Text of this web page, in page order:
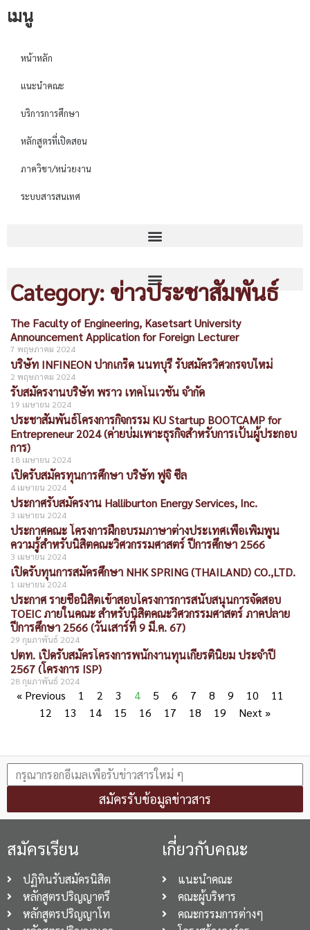
เมนู
หน้าหลัก
แนะนำคณะ
บริการการศึกษา
หลักสูตรที่เปิดสอน
ภาควิชา/หน่วยงาน
ระบบสารสนเทศ
Category: ข่าวประชาสัมพันธ์
The Faculty of Engineering, Kasetsart University
Announcement Application for Foreign Lecturer
7 พฤษภาคม 2024
บริษัท INFINEON ปากเกร็ด นนทบุรี รับสมัครวิศวกรจบใหม่
2 พฤษภาคม 2024
รับสมัครงานบริษัท พราว เทคโนเวชั่น จำกัด
19 เมษายน 2024
ประชาสัมพันธ์โครงการกิจกรรม KU Startup BOOTCAMP for
Entrepreneur 2024 (ค่ายบ่มเพาะธุรกิจสำหรับการเป้นผู้ประกอบ
การ)
18 เมษายน 2024
เปิดรับสมัครทุนการศึกษา บริษัท ฟูจิ ซีล
4 เมษายน 2024
ประกาศรับสมัครงาน Halliburton Energy Services, Inc.
3 เมษายน 2024
ประกาศคณะ โครงการฝึกอบรมภาษาต่างประเทศเพื่อเพิ่มพูน
ความรู้สำหรับนิสิตคณะวิศวกรรมศาสตร์ ปีการศึกษา 2566
3 เมษายน 2024
เปิดรับทุนการสมัครศึกษา NHK SPRING (THAILAND) CO.,LTD.
1 เมษายน 2024
ประกาศ รายชื่อนิสิตเข้าสอบโครงการการสนับสนุนการจัดสอบ
TOEIC ภายในคณะ สำหรับนิสิตคณะวิศวกรรมศาสตร์ ภาคปลาย
ปีการศึกษา 2566 (วันเสาร์ที่ 9 มี.ค. 67)
29 กุมภาพันธ์ 2024
ปตท. เปิดรับสมัครโครงการพนักงานทุนเกียรตินิยม ประจำปี
2567 (โครงการ ISP)
28 กุมภาพันธ์ 2024
« Previous 1 2 3 4 5 6 7 8 9 10
11
12
13 14 15 16 17 18 19 Next »
สมัครรับข้อมูลข่าวสาร
สมัครเรียน
ปฏิทินรับสมัครนิสิต
หลักสูตรปริญญาตรี
หลักสูตรปริญญาโท
เกี่ยวกับคณะ
แนะนำคณะ
คณะผู้บริหาร
คณะกรรมการต่างๆ